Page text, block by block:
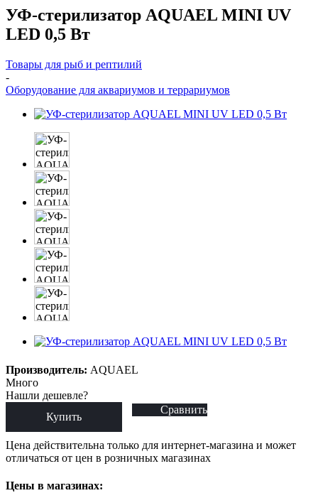
УФ-стерилизатор AQUAEL MINI UV
LED 0,5 Вт
Товары для рыб и рептилий
-
Оборудование для аквариумов и террариумов
Производитель: AQUAEL
Много
Нашли дешевле?
Купить
Сравнить
Цена действительна только для интернет-магазина и может
отличаться от цен в розничных магазинах
Цены в магазинах: